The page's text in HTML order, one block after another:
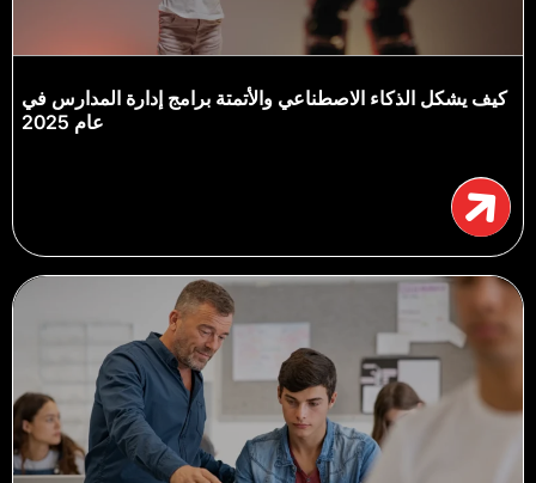
كيف يشكل الذكاء الاصطناعي والأتمتة برامج إدارة المدارس في
عام 2025